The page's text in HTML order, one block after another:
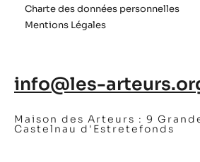
Charte des données personnelles
Mentions Légales
info@les-
Maison des Arteurs : 9
Castelnau d'Estretefonds